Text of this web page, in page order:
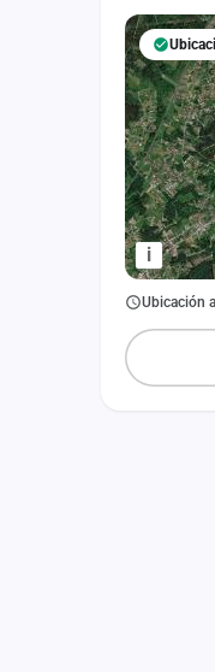
i
Ubicación
Iniciar sesión
Crear cuenta
Administración